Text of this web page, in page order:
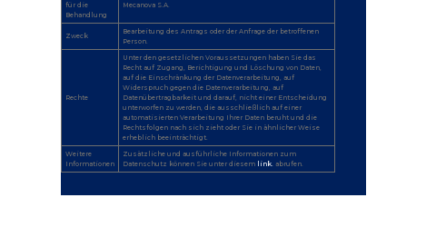
für die
Behandlung
Mecanova S.A.
Zweck
Bearbeitung des Antrags oder der Anfrage der betroffenen
Person.
Rechte
Unter den gesetzlichen Voraussetzungen haben Sie das
Recht auf Zugang, Berichtigung und Löschung von Daten,
auf die Einschränkung der Datenverarbeitung, auf
Widerspruch gegen die Datenverarbeitung, auf
Datenübertragbarkeit und darauf, nicht einer Entscheidung
unterworfen zu werden, die ausschließlich auf einer
automatisierten Verarbeitung Ihrer Daten beruht und die
Rechtsfolgen nach sich zieht oder Sie in ähnlicher Weise
erheblich beeinträchtigt.
Weitere
Informationen
Zusätzliche und ausführliche Informationen zum
Datenschutz können Sie unter diesem
link.abrufen.